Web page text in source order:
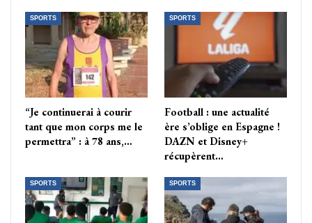
SPORTS
“Je continuerai à courir
tant que mon corps me le
permettra” : à 78 ans,…
SPORTS
Football : une actualité
ère s’oblige en Espagne !
DAZN et Disney+
récupèrent…
SPORTS SPORTS